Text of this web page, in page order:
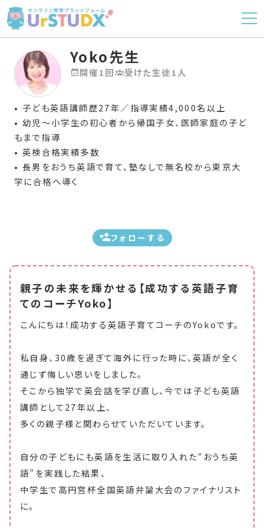
フォローする
Yoko先生
開催1回 受けた生徒1人
• 子ども英語講師歴27年／指導実績4,000名以上
• 幼児〜小学生の初心者から帰国子女、医師家庭の子ど
もまで指導
• 英検合格実績多数
• 長男をおうち英語で育て、塾なしで無名校から東京大
学に合格へ導く
親子の未来を輝かせる【成功する英語子育
てのコーチYoko】
こんにちは！成功する英語子育てコーチのYokoです。
私自身、30歳を過ぎて海外に行った時に、英語が全く
通じず悔しい思いをしました。
そこから独学で英会話を学び直し、今では子ども英語
講師として27年以上、
多くの親子様と関わらせていただいています。
自分の子どもにも英語を生活に取り入れた“おうち英
語”を実践した結果、
中学生で高円宮杯全国英語弁論大会のファイナリスト
に。